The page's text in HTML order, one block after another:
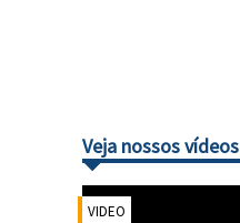
Veja nossos vídeos
VIDEO